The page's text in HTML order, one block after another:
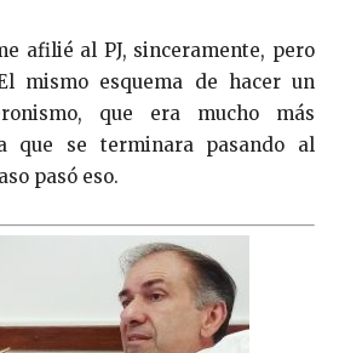
afilié al PJ, sinceramente, pero
mismo esquema de hacer un
que era mucho más
que se terminara pasando al
pasó eso.